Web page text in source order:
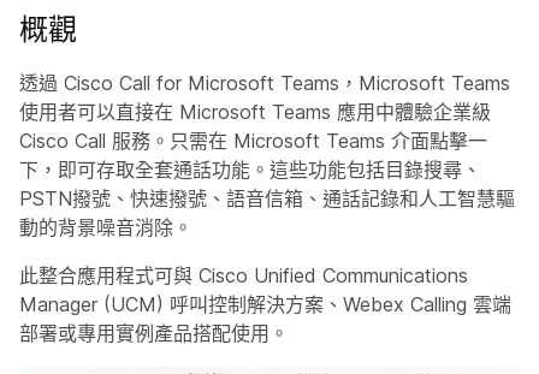
概觀
透過 Cisco Call for Microsoft Teams，Microsoft Teams
使用者可以直接在 Microsoft Teams 應用中體驗企業級
Cisco Call 服務。只需在 Microsoft Teams 介面點擊一
下，即可存取全套通話功能。這些功能包括目錄搜尋、
PSTN撥號、快速撥號、語音信箱、通話記錄和人工智慧驅
動的背景噪音消除。
此整合應用程式可與 Cisco Unified Communications
Manager (UCM) 呼叫控制解決方案、Webex Calling 雲端
部署或專用實例產品搭配使用。